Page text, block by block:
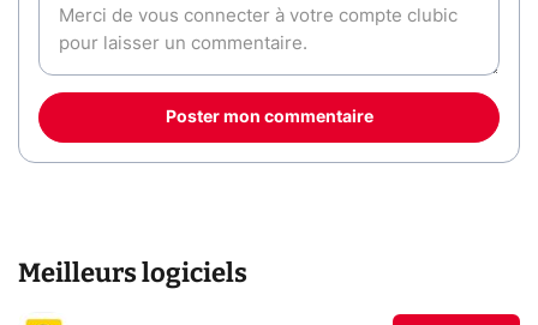
Poster mon commentaire
Meilleurs logiciels